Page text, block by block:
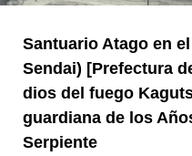
Santuario Atago en
Sendai) [Prefectura
dios del fuego
guardiana de los
Serpiente